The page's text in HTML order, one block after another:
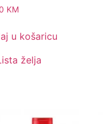
KM
u košaricu
želja